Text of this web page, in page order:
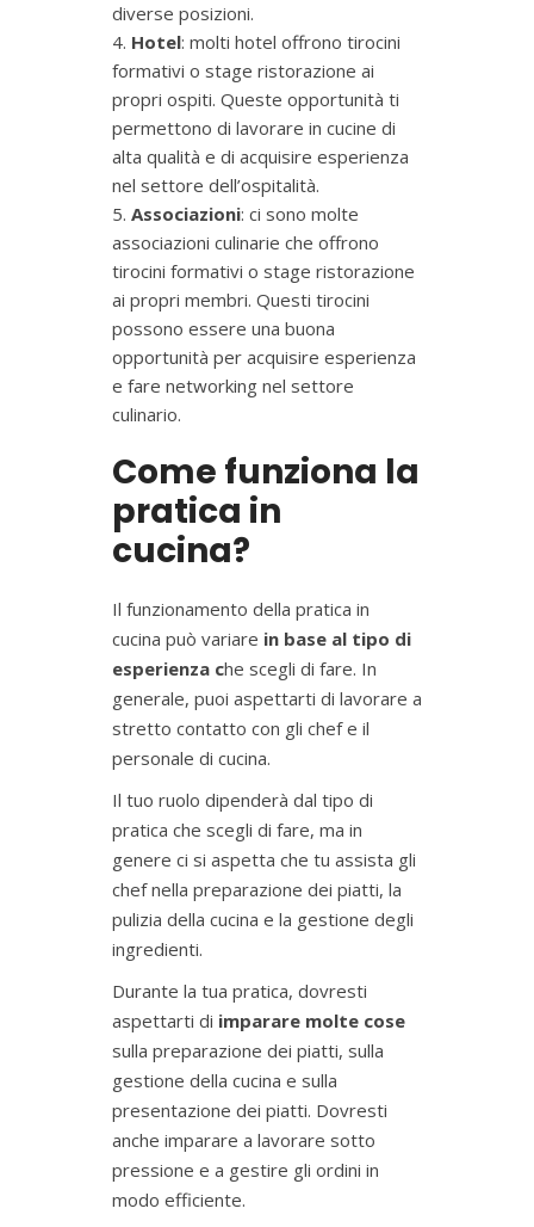
diverse posizioni.
Hotel: molti hotel offrono tirocini
formativi o stage ristorazione ai
propri ospiti. Queste opportunità ti
permettono di lavorare in cucine di
alta qualità e di acquisire esperienza
nel settore dell’ospitalità.
Associazioni: ci sono molte
associazioni culinarie che offrono
tirocini formativi o stage ristorazione
ai propri membri. Questi tirocini
possono essere una buona
opportunità per acquisire esperienza
e fare networking nel settore
culinario.
Come funziona la
pratica in
cucina?
Il funzionamento della pratica in
cucina può variare in base al tipo di
esperienza che scegli di fare. In
generale, puoi aspettarti di lavorare a
stretto contatto con gli chef e il
personale di cucina.
Il tuo ruolo dipenderà dal tipo di
pratica che scegli di fare, ma in
genere ci si aspetta che tu assista gli
chef nella preparazione dei piatti, la
pulizia della cucina e la gestione degli
ingredienti.
Durante la tua pratica, dovresti
aspettarti di imparare molte cose
sulla preparazione dei piatti, sulla
gestione della cucina e sulla
presentazione dei piatti. Dovresti
anche imparare a lavorare sotto
pressione e a gestire gli ordini in
modo efficiente.